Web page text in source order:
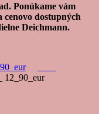
Ponúkame vám
dostupných
Deichmann.
eur